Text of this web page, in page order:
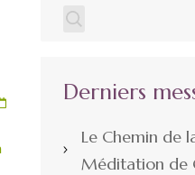
Derniers
Le Chemin de
Méditation de